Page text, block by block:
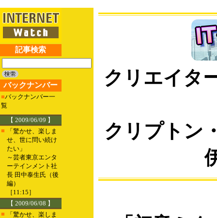
記事検索
バックナンバー
■バックナンバー一
覧
【 2009/06/09 】
■
「驚かせ、楽しま
せ、世に問い続け
たい」
～芸者東京エンタ
ーテインメント社
長 田中泰生氏（後
編）
［11:15］
【 2009/06/08 】
■
「驚かせ、楽しま
クリエイタ
クリプトン